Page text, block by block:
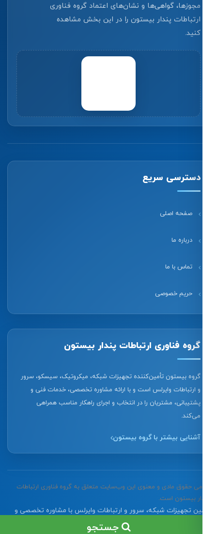
جستجو
مجوزها، گواهی‌ها و نشان‌های اعتماد گروه فناوری
ارتباطات پندار بیستون را در این بخش مشاهده
کنید.
دسترسی سریع
صفحه اصلی
درباره ما
تماس با ما
حریم خصوصی
گروه فناوری ارتباطات پندار بیستون
گروه بیستون تأمین‌کننده تجهیزات شبکه، میکروتیک، سیسکو، سرور
و ارتباطات وایرلس است و با ارائه مشاوره تخصصی، خدمات فنی و
پشتیبانی، مشتریان را در انتخاب و اجرای راهکار مناسب همراهی
می‌کند.
آشنایی بیشتر با گروه بیستون
تمامی حقوق مادی و معنوی این وب‌سایت متعلق به گروه فناوری ارتباطات
پندار بیستون است.
تأمین تجهیزات شبکه، سرور و ارتباطات وایرلس با مشاوره تخصصی و